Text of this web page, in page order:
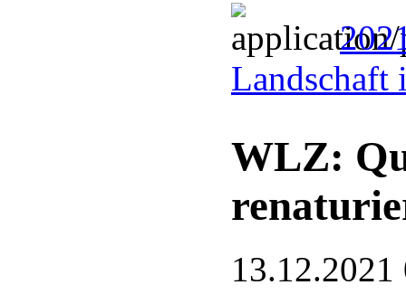
WLZ:
13.12.2021